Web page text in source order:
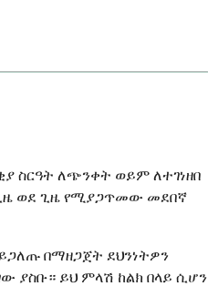
ስርዓት ለጭንቀት ወይም ለተገነዘበ
ወደ ጊዜ የሚያጋጥመው መደበኛ
በማዘጋጀት ደህንነትዎን
ያስቡ። ይህ ምላሽ ከልክ በላይ ሲሆን